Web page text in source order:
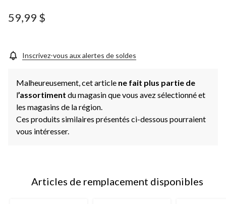
page.
59,99 $
Inscrivez-vous aux alertes de soldes
Malheureusement, cet article ne fait plus partie de
l’assortiment du magasin que vous avez sélectionné et
les magasins de la région.
Ces produits similaires présentés ci-dessous pourraient
vous intéresser.
Articles de remplacement disponibles